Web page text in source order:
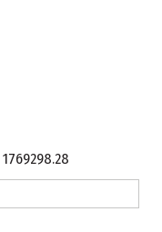
1769298.28